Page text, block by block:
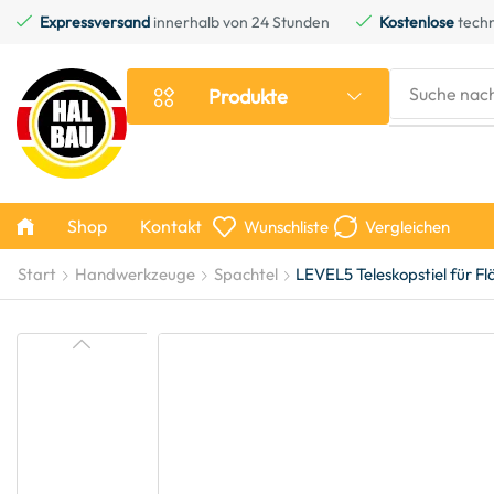
Expressversand innerhalb von 24 Stunden Kostenlose
Produkte Suche
Shop Kontakt Wunschliste Vergleichen
Start Handwerkzeuge Spachtel LEVEL5 Teleskopstiel für